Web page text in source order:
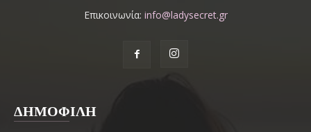
Επικοινωνία: info@ladysecret.gr
ΔΗΜΟΦΙΛΗ